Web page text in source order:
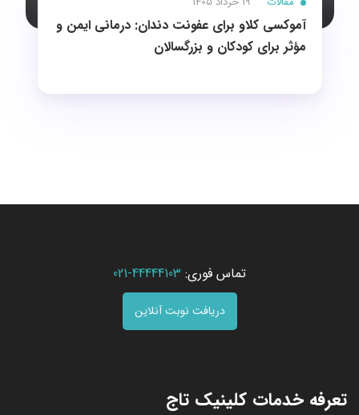
آموکسی کلاو برای عفونت دندان: درمانی ایمن و
مؤثر برای کودکان و بزرگسالان
تماس فوری: 44444103-021
دریافت نوبت آنلاین
تعرفه خدمات کلینیک تاج